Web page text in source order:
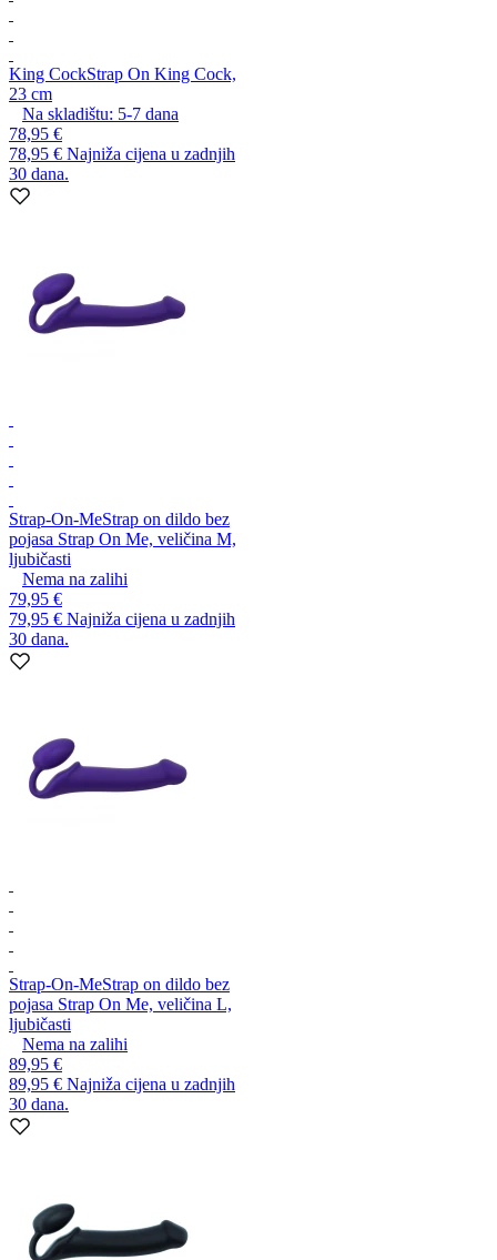
King CockStrap On King Cock,
23 cm
Na skladištu: 5-7 dana
78,95 €
78,95 € Najniža cijena u zadnjih
30 dana.
Strap-On-MeStrap on dildo bez
pojasa Strap On Me, veličina M,
ljubičasti
Nema na zalihi
79,95 €
79,95 € Najniža cijena u zadnjih
30 dana.
Strap-On-MeStrap on dildo bez
pojasa Strap On Me, veličina L,
ljubičasti
Nema na zalihi
89,95 €
89,95 € Najniža cijena u zadnjih
30 dana.